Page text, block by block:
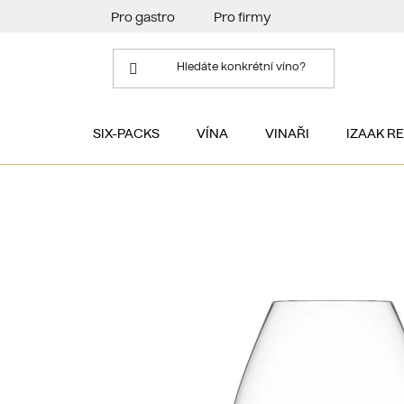
Pro gastro Pro firmy
SIX-PACKS VÍNA VINAŘI IZAAK